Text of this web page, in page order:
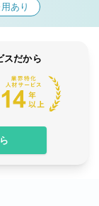
あり
スだから